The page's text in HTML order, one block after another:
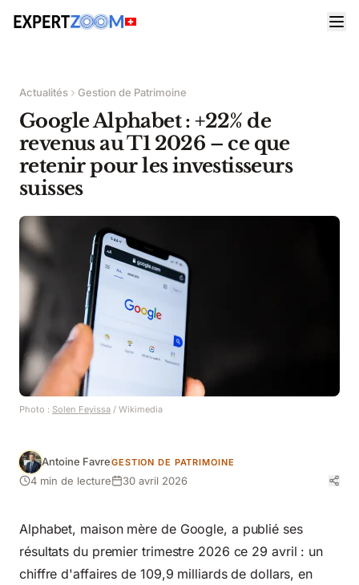
Actualités Gestion de Patrimoine
Google Alphabet : +22% de
revenus au T1 2026 – ce que
retenir pour les investisseurs
suisses
Photo : Solen Feyissa / Wikimedia
Antoine FavreGESTION DE PATRIMOINE
4 min de lecture 30 avril 2026
Alphabet, maison mère de Google, a publié ses
résultats du premier trimestre 2026 ce 29 avril : un
chiffre d'affaires de 109,9 milliards de dollars, en